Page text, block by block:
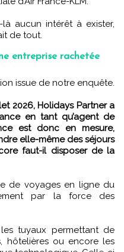
là aucun intérêt à exister,
de tout.
entreprise rachetée
issue de notre enquête.
2026, Holidays Partner a
en tant qu’agent de
est donc en mesure,
elle-même des séjours
faut-il disposer de la
de voyages en ligne du
par la force des
tuyaux permettant de
hôtelières ou encore les